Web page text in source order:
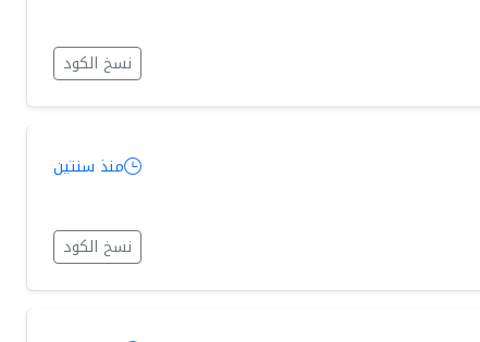
نسخ الكود
منذ سنتين
نسخ الكود